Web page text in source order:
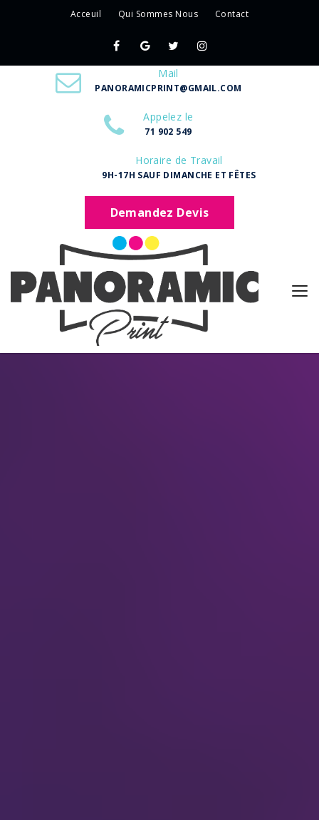
Acceuil Qui Sommes Nous Contact
Mail
PANORAMICPRINT@GMAIL.COM
Appelez le
71 902 549
Horaire de Travail
9H-17H SAUF DIMANCHE ET FÊTES
Demandez Devis